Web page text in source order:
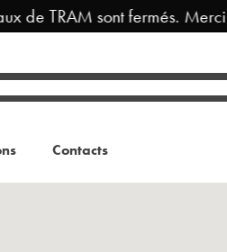
TRAM sont fermés. Merci
Contacts